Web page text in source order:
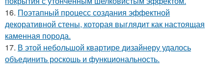
16. Поэтапный процесс создания эффектной
декоративной стены, которая выглядит как настоящая
каменная порода.
17. В этой небольшой квартире дизайнеру удалось
объединить роскошь и функциональность.